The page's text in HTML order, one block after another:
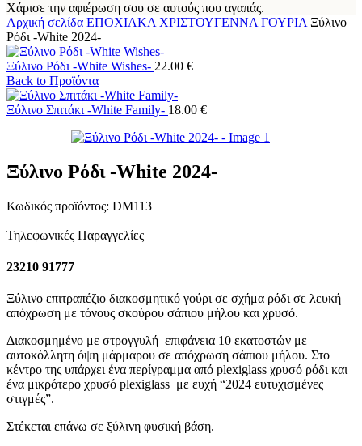
Χάρισε την αφιέρωση σου σε αυτούς που αγαπάς.
Αρχική σελίδα ΕΠΟΧΙΑΚΑ ΧΡΙΣΤΟΥΓΕΝΝΑ ΓΟΥΡΙΑ Ξύλινο
Ρόδι -White 2024-
Ξύλινο Ρόδι -White Wishes- 22.00 €
Back to Προϊόντα
Ξύλινο Σπιτάκι -White Family- 18.00 €
Ξύλινο Ρόδι -White 2024-
Κωδικός προϊόντος: DM113
Τηλεφωνικές Παραγγελίες
23210 91777
Ξύλινο επιτραπέζιο διακοσμητικό γούρι σε σχήμα ρόδι σε λευκή
απόχρωση με τόνους σκούρου σάπιου μήλου και χρυσό.
Διακοσμημένο με στρογγυλή επιφάνεια 10 εκατοστών με
αυτοκόλλητη όψη μάρμαρου σε απόχρωση σάπιου μήλου. Στο
κέντρο της υπάρχει ένα περίγραμμα από plexiglass χρυσό ρόδι και
ένα μικρότερο χρυσό plexiglass με ευχή “2024 ευτυχισμένες
στιγμές”.
Στέκεται επάνω σε ξύλινη φυσική βάση.